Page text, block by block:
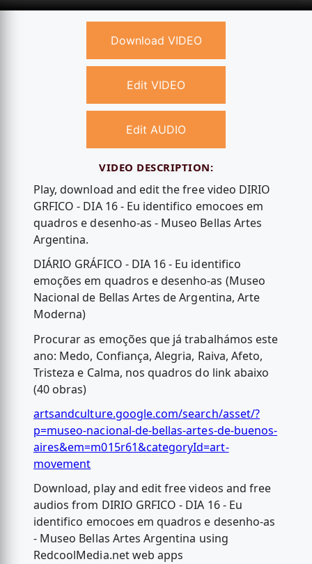
Download VIDEO
Edit VIDEO
Edit AUDIO
VIDEO DESCRIPTION:
Play, download and edit the free video DIRIO
GRFICO - DIA 16 - Eu identifico emocoes em
quadros e desenho-as - Museo Bellas Artes
Argentina.
DIÁRIO GRÁFICO - DIA 16 - Eu identifico
emoções em quadros e desenho-as (Museo
Nacional de Bellas Artes de Argentina, Arte
Moderna)
Procurar as emoções que já trabalhámos este
ano: Medo, Confiança, Alegria, Raiva, Afeto,
Tristeza e Calma, nos quadros do link abaixo
(40 obras)
artsandculture.google.com/search/asset/?
p=museo-nacional-de-bellas-artes-de-buenos-
aires&em=m015r61&categoryId=art-
movement
Download, play and edit free videos and free
audios from DIRIO GRFICO - DIA 16 - Eu
identifico emocoes em quadros e desenho-as
- Museo Bellas Artes Argentina using
RedcoolMedia.net web apps